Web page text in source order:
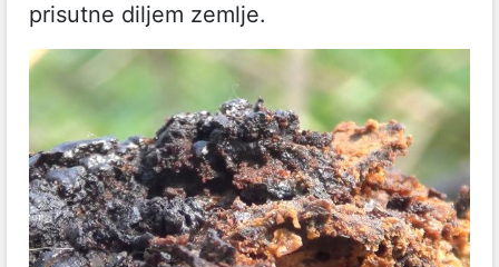
prisutne diljem zemlje.